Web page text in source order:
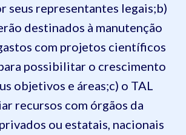
seus representantes legais;b)
destinados à manutenção
com projetos científicos
possibilitar o crescimento
objetivos e áreas;c) o TAL
recursos com órgãos da
ou estatais, nacionais